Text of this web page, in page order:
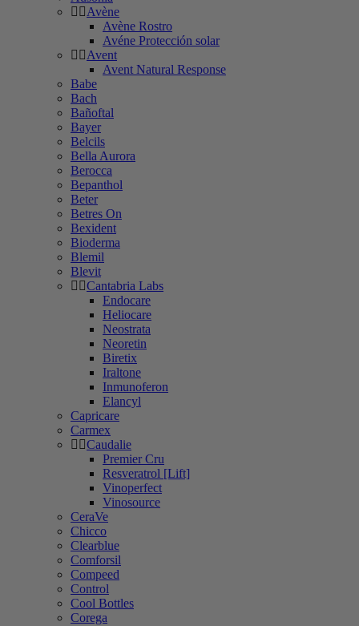
Avène
Avène Rostro
Avéne Protección solar
Avent
Avent Natural Response
Babe
Bach
Bañoftal
Bayer
Belcils
Bella Aurora
Berocca
Bepanthol
Beter
Betres On
Bexident
Bioderma
Blemil
Blevit
Cantabria Labs
Endocare
Heliocare
Neostrata
Neoretin
Biretix
Iraltone
Inmunoferon
Elancyl
Capricare
Carmex
Caudalie
Premier Cru
Resveratrol [Lift]
Vinoperfect
Vinosource
CeraVe
Chicco
Clearblue
Comforsil
Compeed
Control
Cool Bottles
Corega